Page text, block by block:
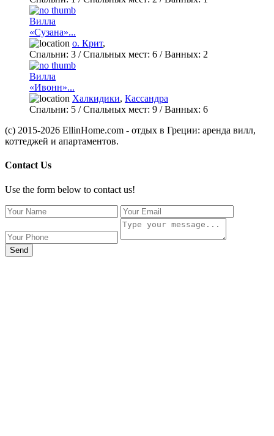
Вилла
«Сузана»...
о. Крит,
Спальни: 3 / Спальных мест: 6 /Ванных: 2
Вилла
«Ивонн»...
Халкидики, Кассандра
Спальни: 5 / Спальных мест: 9 /Ванных: 6
(c) 2015-2026 EllinHome.com - отдых в Греции: аренда вилл,
коттеджей и апартаментов.
Contact Us
Use the form below to contact us!
Send